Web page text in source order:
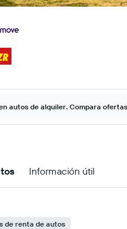
autos de alquiler. Compara
Información útil
de renta de autos